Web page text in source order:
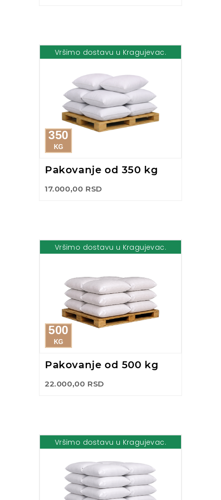
Vršimo dostavu u Kragujevac.
350
KG
Pakovanje od 350 kg
17.000,00 RSD
Vršimo dostavu u Kragujevac.
500
KG
Pakovanje od 500 kg
22.000,00 RSD
Vršimo dostavu u Kragujevac.